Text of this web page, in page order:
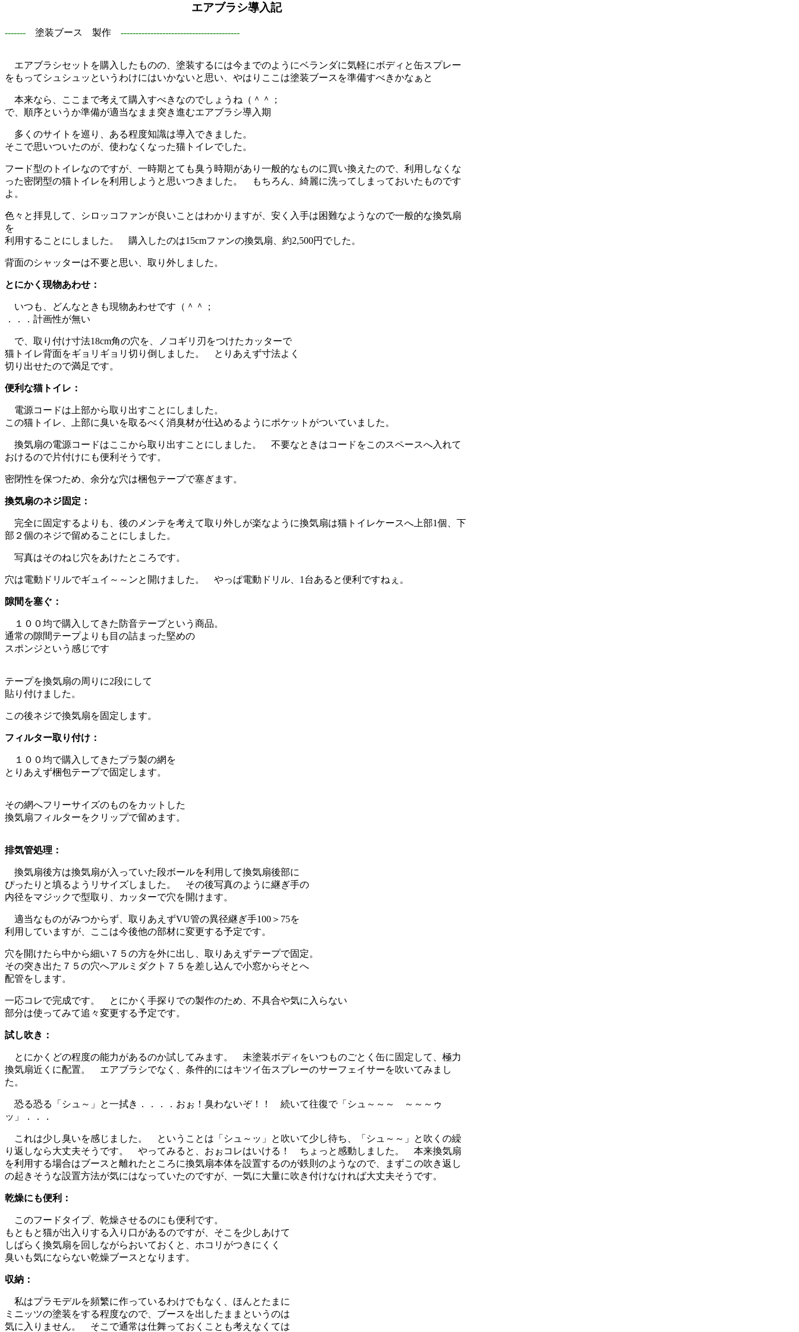
エアブラシ導入記
------- 塗装ブース 製作 ----------------------------------------
エアブラシセットを購入したものの、塗装するには今までのようにベランダに気軽にボディと缶スプレー
をもってシュシュッというわけにはいかないと思い、やはりここは塗装ブースを準備すべきかなぁと
本来なら、ここまで考えて購入すべきなのでしょうね（＾＾；
で、順序というか準備が適当なまま突き進むエアブラシ導入期
多くのサイトを巡り、ある程度知識は導入できました。
そこで思いついたのが、使わなくなった猫トイレでした。
フード型のトイレなのですが、一時期とても臭う時期があり一般的なものに買い換えたので、利用しなくな
った密閉型の猫トイレを利用しようと思いつきました。 もちろん、綺麗に洗ってしまっておいたものです
よ。
色々と拝見して、シロッコファンが良いことはわかりますが、安く入手は困難なようなので一般的な換気扇
を
利用することにしました。 購入したのは15cmファンの換気扇、約2,500円でした。
背面のシャッターは不要と思い、取り外しました。
とにかく現物あわせ：
いつも、どんなときも現物あわせです（＾＾；
．．．計画性が無い
で、取り付け寸法18cm角の穴を、ノコギリ刃をつけたカッターで
猫トイレ背面をギョリギョリ切り倒しました。 とりあえず寸法よく
切り出せたので満足です。
便利な猫トイレ：
電源コードは上部から取り出すことにしました。
この猫トイレ、上部に臭いを取るべく消臭材が仕込めるようにポケットがついていました。
換気扇の電源コードはここから取り出すことにしました。 不要なときはコードをこのスペースへ入れて
おけるので片付けにも便利そうです。
密閉性を保つため、余分な穴は梱包テープで塞ぎます。
換気扇のネジ固定：
完全に固定するよりも、後のメンテを考えて取り外しが楽なように換気扇は猫トイレケースへ上部1個、下
部２個のネジで留めることにしました。
写真はそのねじ穴をあけたところです。
穴は電動ドリルでギュイ～～ンと開けました。 やっぱ電動ドリル、1台あると便利ですねぇ。
隙間を塞ぐ：
１００均で購入してきた防音テープという商品。
通常の隙間テープよりも目の詰まった堅めの
スポンジという感じです
テープを換気扇の周りに2段にして
貼り付けました。
この後ネジで換気扇を固定します。
フィルター取り付け：
１００均で購入してきたプラ製の網を
とりあえず梱包テープで固定します。
その網へフリーサイズのものをカットした
換気扇フィルターをクリップで留めます。
排気管処理：
換気扇後方は換気扇が入っていた段ボールを利用して換気扇後部に
ぴったりと填るようリサイズしました。 その後写真のように継ぎ手の
内径をマジックで型取り、カッターで穴を開けます。
適当なものがみつからず、取りあえずVU管の異径継ぎ手100＞75を
利用していますが、ここは今後他の部材に変更する予定です。
穴を開けたら中から細い７５の方を外に出し、取りあえずテープで固定。
その突き出た７５の穴へアルミダクト７５を差し込んで小窓からそとへ
配管をします。
一応コレで完成です。 とにかく手探りでの製作のため、不具合や気に入らない
部分は使ってみて追々変更する予定です。
試し吹き：
とにかくどの程度の能力があるのか試してみます。 未塗装ボディをいつものごとく缶に固定して、極力
換気扇近くに配置。 エアブラシでなく、条件的にはキツイ缶スプレーのサーフェイサーを吹いてみまし
た。
恐る恐る「シュ～」と一拭き．．．．おぉ！臭わないぞ！！ 続いて往復で「シュ～～～ ～～～ゥ
ッ」．．．
これは少し臭いを感じました。 ということは「シュ～ッ」と吹いて少し待ち、「シュ～～」と吹くの繰
り返しなら大丈夫そうです。 やってみると、おぉコレはいける！ ちょっと感動しました。 本来換気扇
を利用する場合はブースと離れたところに換気扇本体を設置するのが鉄則のようなので、まずこの吹き返し
の起きそうな設置方法が気にはなっていたのですが、一気に大量に吹き付けなければ大丈夫そうです。
乾燥にも便利：
このフードタイプ、乾燥させるのにも便利です。
もともと猫が出入りする入り口があるのですが、そこを少しあけて
しばらく換気扇を回しながらおいておくと、ホコリがつきにくく
臭いも気にならない乾燥ブースとなります。
収納：
私はプラモデルを頻繁に作っているわけでもなく、ほんとたまに
ミニッツの塗装をする程度なので、ブースを出したままというのは
気に入りません。 そこで通常は仕舞っておくことも考えなくては